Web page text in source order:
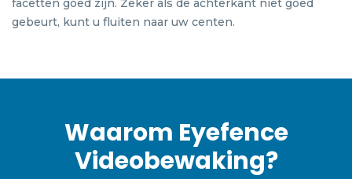
facetten goed zijn. Zeker als de achterkant niet goed
gebeurt, kunt u fluiten naar uw centen.
Waarom Eyefence
Videobewaking?